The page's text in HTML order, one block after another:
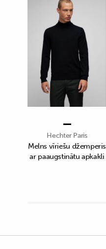
Hechter Paris
Melns vīriešu džemperis
ar paaugstinātu apkakli